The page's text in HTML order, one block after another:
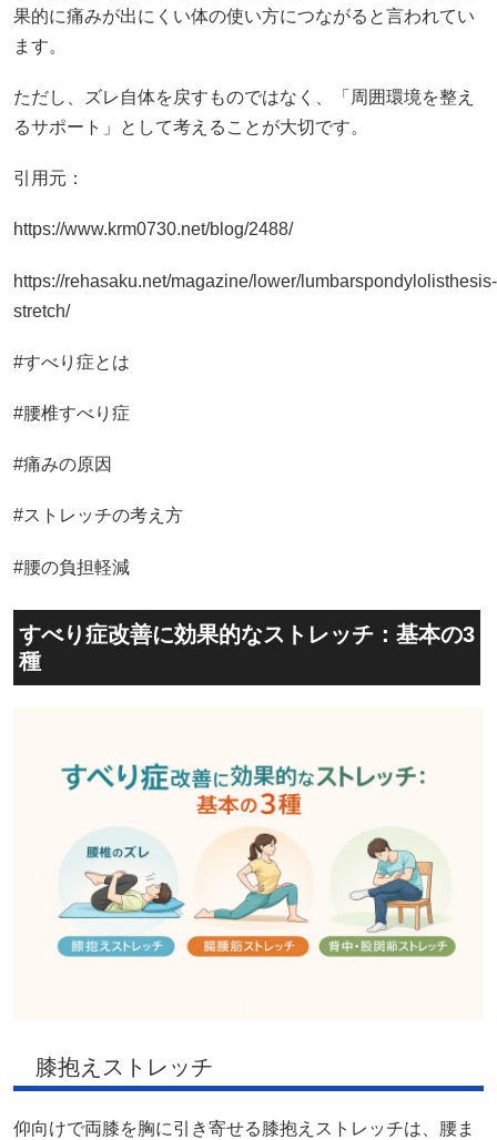
果的に痛みが出にくい体の使い方につながると言われてい
ます。
ただし、ズレ自体を戻すものではなく、「周囲環境を整え
るサポート」として考えることが大切です。
引用元：
https://www.krm0730.net/blog/2488/
https://rehasaku.net/magazine/lower/lumbarspondylolisthesis-
stretch/
#すべり症とは
#腰椎すべり症
#痛みの原因
#ストレッチの考え方
#腰の負担軽減
すべり症改善に効果的なストレッチ：基本の3
種
膝抱えストレッチ
仰向けで両膝を胸に引き寄せる膝抱えストレッチは、腰ま